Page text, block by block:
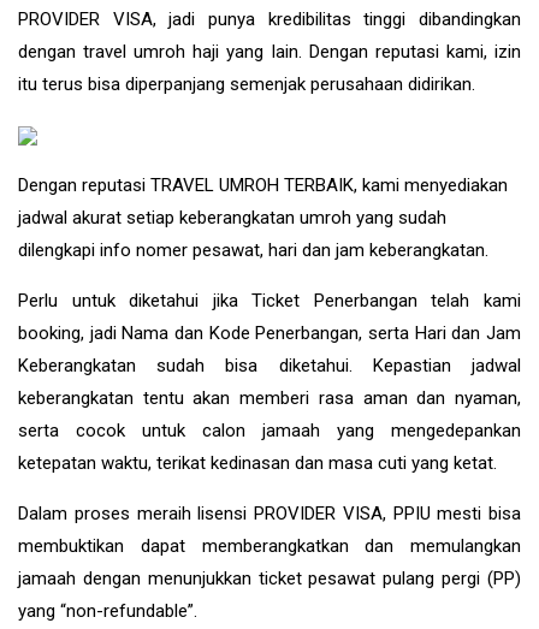
PROVIDER VISA, jadi punya kredibilitas tinggi dibandingkan
dengan travel umroh haji yang lain. Dengan reputasi kami, izin
itu terus bisa diperpanjang semenjak perusahaan didirikan.
Dengan reputasi TRAVEL UMROH TERBAIK, kami menyediakan
jadwal akurat setiap keberangkatan umroh yang sudah
dilengkapi info nomer pesawat, hari dan jam keberangkatan.
Perlu untuk diketahui jika Ticket Penerbangan telah kami
booking, jadi Nama dan Kode Penerbangan, serta Hari dan Jam
Keberangkatan sudah bisa diketahui. Kepastian jadwal
keberangkatan tentu akan memberi rasa aman dan nyaman,
serta cocok untuk calon jamaah yang mengedepankan
ketepatan waktu, terikat kedinasan dan masa cuti yang ketat.
Dalam proses meraih lisensi PROVIDER VISA, PPIU mesti bisa
membuktikan dapat memberangkatkan dan memulangkan
jamaah dengan menunjukkan ticket pesawat pulang pergi (PP)
yang “non-refundable”.